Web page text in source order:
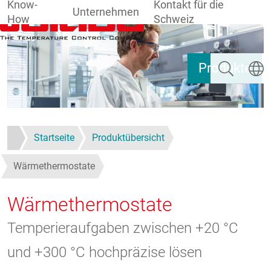
Direkt zum Inhalt
Produkte
Know-
How
Unternehmen
Kontakt für die
Schweiz
Suchen
Startseite Produktübersicht
Wärmethermostate
Wärmethermostate
Temperieraufgaben zwischen +20 °C
und +300 °C hochpräzise lösen